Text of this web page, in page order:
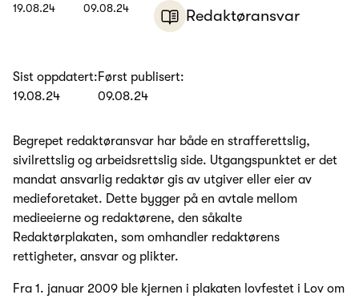
19.08.24
09.08.24
Redaktøransvar
Sist oppdatert:
19.08.24
Først publisert:
09.08.24
Begrepet redaktøransvar har både en strafferettslig,
sivilrettslig og arbeidsrettslig side. Utgangspunktet er det
mandat ansvarlig redaktør gis av utgiver eller eier av
medieforetaket. Dette bygger på en avtale mellom
medieeierne og redaktørene, den såkalte
Redaktørplakaten, som omhandler redaktørens
rettigheter, ansvar og plikter.
Fra 1. januar 2009 ble kjernen i plakaten lovfestet i Lov om